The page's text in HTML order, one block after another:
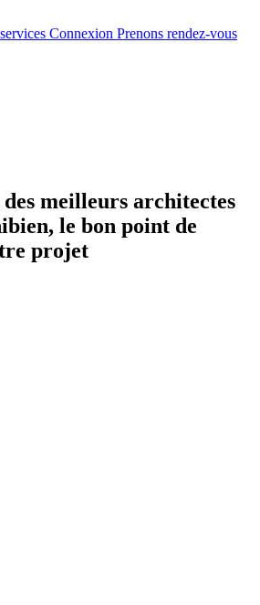
Connexion Prenons rendez-vous
meilleurs architectes
le bon point de
projet